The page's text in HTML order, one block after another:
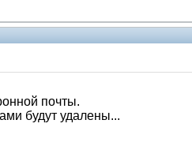
почты.
будут удалены...